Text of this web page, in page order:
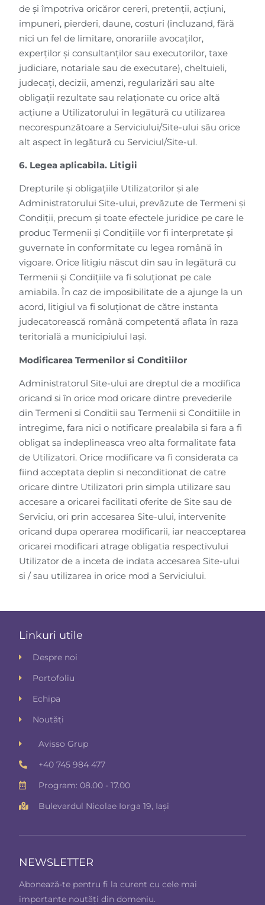
de și împotriva oricăror cereri, pretenții, acțiuni,
impuneri, pierderi, daune, costuri (incluzand, fără
nici un fel de limitare, onorariile avocaților,
experților și consultanților sau executorilor, taxe
judiciare, notariale sau de executare), cheltuieli,
judecați, decizii, amenzi, regularizări sau alte
obligații rezultate sau relaționate cu orice altă
acțiune a Utilizatorului în legătură cu utilizarea
necorespunzătoare a Serviciului/Site-ului său orice
alt aspect în legătură cu Serviciul/Site-ul.
6. Legea aplicabila. Litigii
Drepturile și obligațiile Utilizatorilor și ale
Administratorului Site-ului, prevăzute de Termeni și
Condiții, precum și toate efectele juridice pe care le
produc Termenii și Condițiile vor fi interpretate și
guvernate în conformitate cu legea română în
vigoare. Orice litigiu născut din sau în legătură cu
Termenii și Condițiile va fi soluționat pe cale
amiabila. În caz de imposibilitate de a ajunge la un
acord, litigiul va fi soluționat de către instanta
judecatorească română competentă aflata în raza
teritorială a municipiului Iași.
Modificarea Termenilor si Conditiilor
Administratorul Site-ului are dreptul de a modifica
oricand si în orice mod oricare dintre prevederile
din Termeni si Conditii sau Termenii si Conditiile in
intregime, fara nici o notificare prealabila si fara a fi
obligat sa indeplineasca vreo alta formalitate fata
de Utilizatori. Orice modificare va fi considerata ca
fiind acceptata deplin si neconditionat de catre
oricare dintre Utilizatori prin simpla utilizare sau
accesare a oricarei facilitati oferite de Site sau de
Serviciu, ori prin accesarea Site-ului, intervenite
oricand dupa operarea modificarii, iar neacceptarea
oricarei modificari atrage obligatia respectivului
Utilizator de a inceta de indata accesarea Site-ului
si / sau utilizarea in orice mod a Serviciului.
Linkuri utile
Despre noi
Portofoliu
Echipa
Noutăți
Avisso Grup
+40 745 984 477
Program: 08.00 - 17.00
Bulevardul Nicolae Iorga 19, Iași
NEWSLETTER
Abonează-te pentru fi la curent cu cele mai
importante noutăți din domeniu.